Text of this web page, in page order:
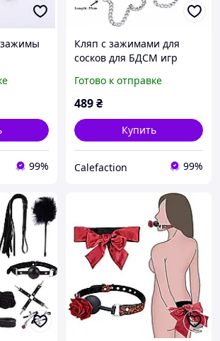
с
99%
Кляп с зажимами для
сосков для БДСМ игр
Готово к отправке
489₴
Купить
Calefaction 99%